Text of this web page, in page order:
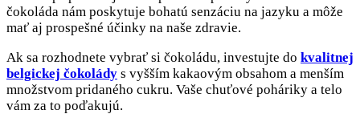
čokoláda nám poskytuje bohatú senzáciu na jazyku a môže
mať aj prospešné účinky na naše zdravie.
Ak sa rozhodnete vybrať si čokoládu, investujte do kvalitnej
belgickej čokolády s vyšším kakaovým obsahom a menším
množstvom pridaného cukru. Vaše chuťové poháriky a telo
vám za to poďakujú.